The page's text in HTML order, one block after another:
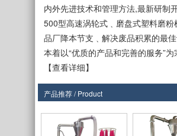
内外先进技术和管理方法,最新研制
500型高速涡轮式﹑磨盘式塑料磨粉
品厂降本节支﹑解决废品积累的最
本着以“优质的产品和完善的服务”
【查看详细】
产品推荐 / Product
SMF-450型 SMF550